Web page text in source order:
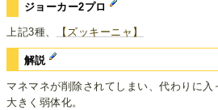
ジョーカー2プロ
上記3種、 【ズッキーニャ】
解説
マネマネが削除されてしまい、代わりに入
大きく弱体化。